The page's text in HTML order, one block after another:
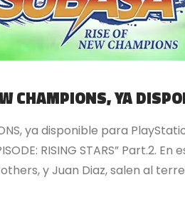
CHAMPIONS, YA
ya disponible para
RISING STARS” Part.2.
y Juan Diaz, salen al